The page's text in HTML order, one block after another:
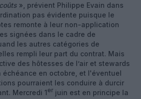
», prévient Philippe Evain dans
pas évidente puisque le
remonte à leur non-application
signées dans le cadre de
les autres catégories de
rempli leur part du contrat. Mais
des hôtesses de l’air et stewards
échéance en octobre, et l'éventuel
pourraient les conduire à durcir
Mercredi 1er juin est en principe la